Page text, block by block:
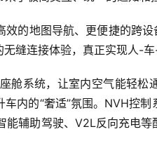
的地图导航、更便捷的跨
缝连接体验，真正实现人-车
系统，让室内空气能轻松
内的“奢适”氛围。NVH控
辅助驾驶、V2L反向充电